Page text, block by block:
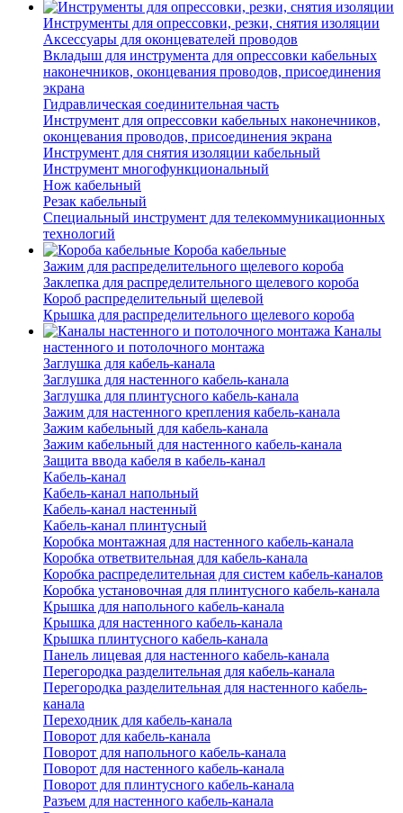
Инструменты для опрессовки, резки, снятия изоляции
Аксессуары для оконцевателей проводов
Вкладыш для инструмента для опрессовки кабельных
наконечников, оконцевания проводов, присоединения
экрана
Гидравлическая соединительная часть
Инструмент для опрессовки кабельных наконечников,
оконцевания проводов, присоединения экрана
Инструмент для снятия изоляции кабельный
Инструмент многофункциональный
Нож кабельный
Резак кабельный
Специальный инструмент для телекоммуникационных
технологий
Короба кабельные
Зажим для распределительного щелевого короба
Заклепка для распределительного щелевого короба
Короб распределительный щелевой
Крышка для распределительного щелевого короба
Каналы
настенного и потолочного монтажа
Заглушка для кабель-канала
Заглушка для настенного кабель-канала
Заглушка для плинтусного кабель-канала
Зажим для настенного крепления кабель-канала
Зажим кабельный для кабель-канала
Зажим кабельный для настенного кабель-канала
Защита ввода кабеля в кабель-канал
Кабель-канал
Кабель-канал напольный
Кабель-канал настенный
Кабель-канал плинтусный
Коробка монтажная для настенного кабель-канала
Коробка ответвительная для кабель-канала
Коробка распределительная для систем кабель-каналов
Коробка установочная для плинтусного кабель-канала
Крышка для напольного кабель-канала
Крышка для настенного кабель-канала
Крышка плинтусного кабель-канала
Панель лицевая для настенного кабель-канала
Перегородка разделительная для кабель-канала
Перегородка разделительная для настенного кабель-
канала
Переходник для кабель-канала
Поворот для кабель-канала
Поворот для напольного кабель-канала
Поворот для настенного кабель-канала
Поворот для плинтусного кабель-канала
Разъем для настенного кабель-канала